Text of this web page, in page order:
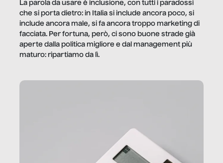
La parola da usare è inclusione, con tutti i paradossi
che si porta dietro: in Italia si include ancora poco, si
include ancora male, si fa ancora troppo marketing di
facciata. Per fortuna, però, ci sono buone strade già
aperte dalla politica migliore e dal management più
maturo: ripartiamo da lì.